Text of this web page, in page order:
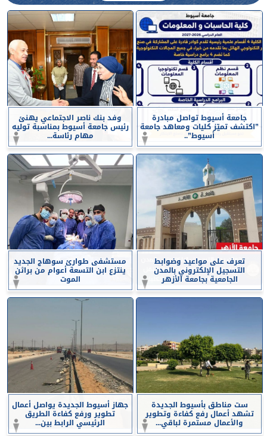
جامعة أسيوط تواصل مبادرة
”اكتشف تميّز كليات ومعاهد جامعة
أسيوط”..
وفد بنك ناصر الاجتماعي يهنئ
رئيس جامعة أسيوط بمناسبة توليه
مهام رئاسة...
تعرف على مواعيد وضوابط
التسجيل الإلكتروني بالمدن
الجامعية بجامعة الأزهر
مستشفى طوارئ سوهاج الجديد
ينتزع ابن التسعة أعوام من براثن
الموت
ست مناطق بأسيوط الجديدة
تشهد أعمال رفع كفاءة وتطوير
والأعمال مستمرة لباقي...
جهاز أسيوط الجديدة يواصل أعمال
تطوير ورفع كفاءة الطريق
الرئيسي الرابط بين...